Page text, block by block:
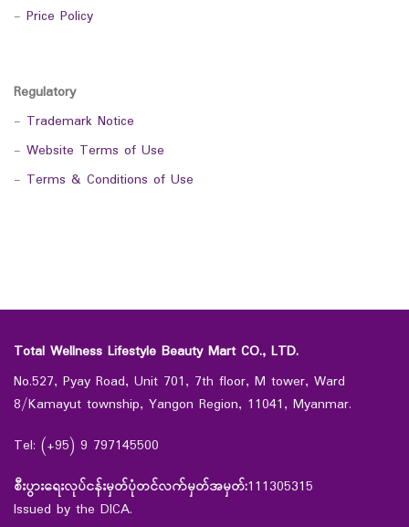
- Price Policy
Regulatory
- Trademark Notice
- Website Terms of Use
- Terms & Conditions of Use
Total Wellness Lifestyle Beauty Mart CO., LTD.
No.527, Pyay Road, Unit 701, 7th floor, M tower, Ward
8/Kamayut township, Yangon Region, 11041, Myanmar.
Tel: (+95) 9 797145500
စီးပွားရေးလုပ်ငန်းမှတ်ပုံတင်လက်မှတ်အမှတ်:111305315
Issued by the DICA.